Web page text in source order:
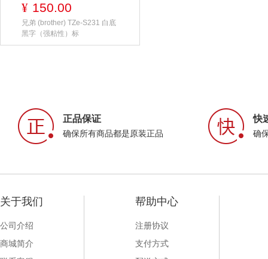
¥ 150.00
兄弟 (brother) TZe-S231 白底
黑字（强粘性）标
正品保证
确保所有商品都是原装正品
快
确
关于我们
公司介绍
商城简介
帮助中心
注册协议
支付方式